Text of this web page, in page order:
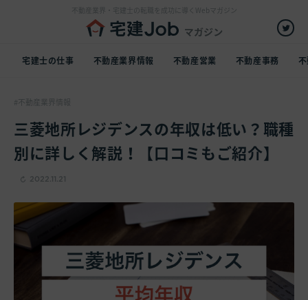
不動産業界・宅建士の転職を成功に導くWebマガジン
宅建士の仕事 不動産業界情報 不動産営業 不動産事務
不動産業界情報
三菱地所レジデンスの年収は低い？職種
別に詳しく解説！【口コミもご紹介】
2022.11.21